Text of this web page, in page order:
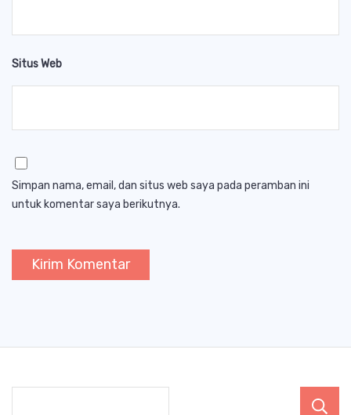
Situs Web
Simpan nama, email, dan situs web saya pada peramban ini
untuk komentar saya berikutnya.